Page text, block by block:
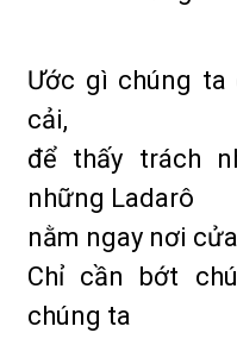
Ước gì chúng ta
cải,
để thấy trách
những Ladarô
nằm ngay nơi
Chỉ cần bớt
chúng ta